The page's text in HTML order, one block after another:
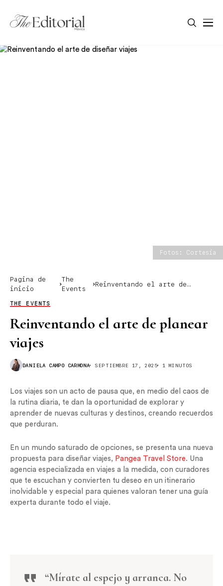
Fotos: Cortesía
Pagina de
inicio
The
Events
Reinventando el arte de
THE EVENTS
Reinventando el arte de planear
viajes
DANIELA CAMPO CARMONA SEPTIEMBRE 17, 2025 1 MINUTOS
Los viajes son un acto de pausa que, en medio del caos de
la rutina diaria, te dan la oportunidad de explorar y
aprender de nuevas culturas y destinos, creando recuerdos
que perduran.
En un mundo saturado de opciones, se presenta una nueva
propuesta para diseñar viajes, Pangea Travel Store. Una
agencia especializada en viajes a la medida, con curadores
que te escuchan y convierten tu deseo en un itinerario
inolvidable y especial para quienes valoran tener una guía
experta durante todo el viaje.
“Mírate al espejo y arranca. No